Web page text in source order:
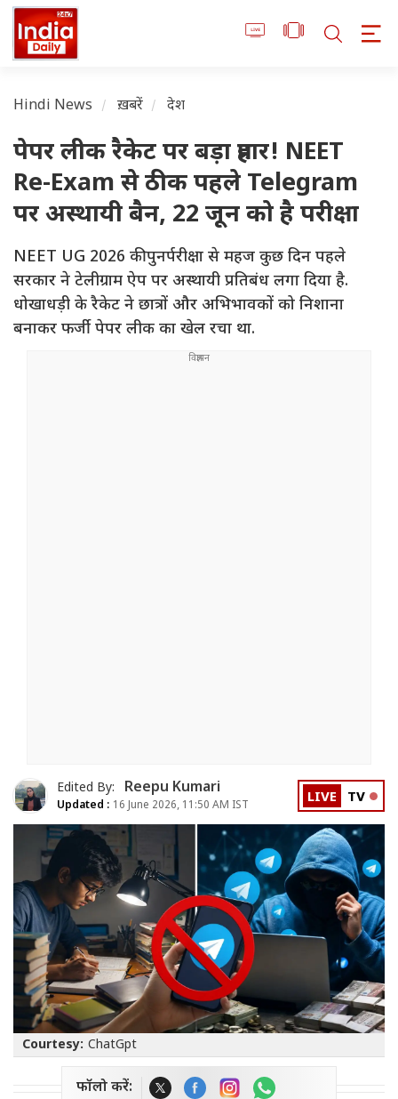
Hindi News ख़बरें देश
पेपर लीक रैकेट पर बड़ा प्रहार! NEET
Re-Exam से ठीक पहले Telegram
पर अस्थायी बैन, 22 जून को है परीक्षा
NEET UG 2026 की पुनर्परीक्षा से महज कुछ दिन पहले
सरकार ने टेलीग्राम ऐप पर अस्थायी प्रतिबंध लगा दिया है.
धोखाधड़ी के रैकेट ने छात्रों और अभिभावकों को निशाना
बनाकर फर्जी पेपर लीक का खेल रचा था.
Edited By: Reepu Kumari
Updated : 16 June 2026, 11:50 AM IST LIVE TV
Courtesy: ChatGpt
फॉलो करें: